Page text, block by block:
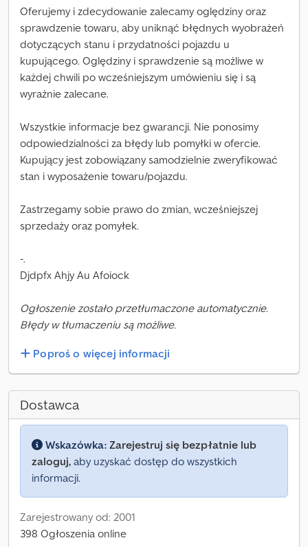
Oferujemy i zdecydowanie zalecamy oględziny oraz
sprawdzenie towaru, aby uniknąć błędnych wyobrażeń
dotyczących stanu i przydatności pojazdu u
kupującego. Oględziny i sprawdzenie są możliwe w
każdej chwili po wcześniejszym umówieniu się i są
wyraźnie zalecane.
Wszystkie informacje bez gwarancji. Nie ponosimy
odpowiedzialności za błędy lub pomyłki w ofercie.
Kupujący jest zobowiązany samodzielnie zweryfikować
stan i wyposażenie towaru/pojazdu.
Zastrzegamy sobie prawo do zmian, wcześniejszej
sprzedaży oraz pomyłek.
-.
Djdpfx Ahjy Au Afoiock
Ogłoszenie zostało przetłumaczone automatycznie.
Błędy w tłumaczeniu są możliwe.
Poproś o więcej informacji
Dostawca
Wskazówka: Zarejestruj się bezpłatnie lub
zaloguj, aby uzyskać dostęp do wszystkich
informacji.
Zarejestrowany od: 2001
398 Ogłoszenia online